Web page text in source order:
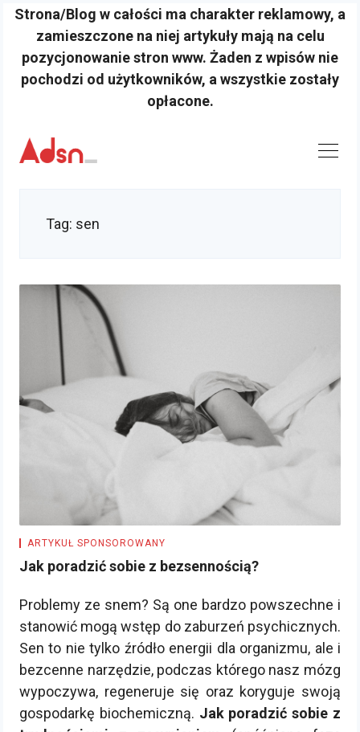
Strona/Blog w całości ma charakter reklamowy, a
zamieszczone na niej artykuły mają na celu
pozycjonowanie stron www. Żaden z wpisów nie
pochodzi od użytkowników, a wszystkie zostały
opłacone.
content
Tag: sen
ARTYKUŁ SPONSOROWANY
Jak poradzić sobie z bezsennością?
Problemy ze snem? Są one bardzo powszechne i
stanowić mogą wstęp do zaburzeń psychicznych.
Sen to nie tylko źródło energii dla organizmu, ale i
bezcenne narzędzie, podczas którego nasz mózg
wypoczywa, regeneruje się oraz koryguje swoją
gospodarkę biochemiczną. Jak poradzić sobie z